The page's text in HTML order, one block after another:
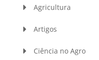
Agricultura
Artigos
Ciência no Agro